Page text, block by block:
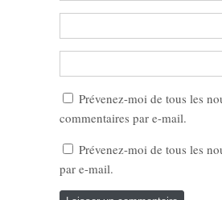
Prévenez-moi de tous les
commentaires par e-mail.
Prévenez-moi de tous les
par e-mail.